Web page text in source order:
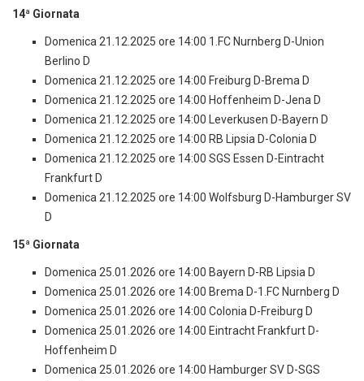
14ª Giornata
Domenica 21.12.2025 ore 14:00 1.FC Nurnberg D-Union
Berlino D
Domenica 21.12.2025 ore 14:00 Freiburg D-Brema D
Domenica 21.12.2025 ore 14:00 Hoffenheim D-Jena D
Domenica 21.12.2025 ore 14:00 Leverkusen D-Bayern D
Domenica 21.12.2025 ore 14:00 RB Lipsia D-Colonia D
Domenica 21.12.2025 ore 14:00 SGS Essen D-Eintracht
Frankfurt D
Domenica 21.12.2025 ore 14:00 Wolfsburg D-Hamburger SV
D
15ª Giornata
Domenica 25.01.2026 ore 14:00 Bayern D-RB Lipsia D
Domenica 25.01.2026 ore 14:00 Brema D-1.FC Nurnberg D
Domenica 25.01.2026 ore 14:00 Colonia D-Freiburg D
Domenica 25.01.2026 ore 14:00 Eintracht Frankfurt D-
Hoffenheim D
Domenica 25.01.2026 ore 14:00 Hamburger SV D-SGS